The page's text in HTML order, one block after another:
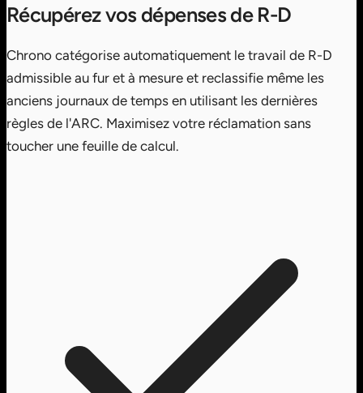
Récupérez vos dépenses de R-D
Chrono catégorise automatiquement le travail de R-D
admissible au fur et à mesure et reclassifie même les
anciens journaux de temps en utilisant les dernières
règles de l'ARC. Maximisez votre réclamation sans
toucher une feuille de calcul.